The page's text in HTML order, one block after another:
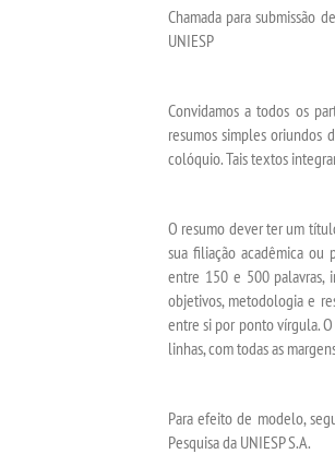
Chamada para submissão
UNIESP
Convidamos a todos os
resumos simples
colóquio. Tais textos
O resumo dever ter um
sua filiação acadêmica ou
entre 150 e 500 palavras,
objetivos, metodologia e
entre si por ponto vírgula.
linhas, com todas as
Para efeito de modelo,
Pesquisa da UNIESP S.A.